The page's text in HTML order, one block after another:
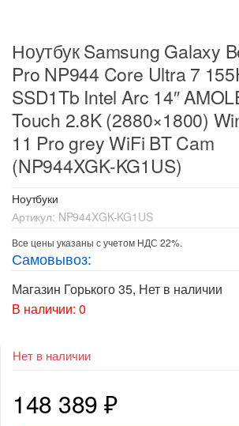
Ноутбук Samsung Galaxy
Pro NP944 Core Ultra 7
SSD1Tb Intel Arc 14″
Touch 2.8K (2880×1800)
11 Pro grey WiFi BT Cam
(NP944XGK-KG1US)
Ноутбуки
Артикул: NP944XGK-KG1US
Все цены указаны с учетом НДС 22%.
Самовывоз:
Магазин Горького 35, Нет в наличии
В наличии: 0
Нет в наличии
148 389 ₽